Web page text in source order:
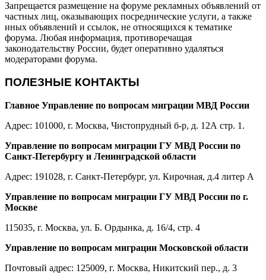
Запрещается размещение на форуме рекламных объявлений от
частных лиц, оказывающих посреднические услуги, а также
иных объявлений и ссылок, не относящихся к тематике
форума. Любая информация, противоречащая
законодательству России, будет оперативно удаляться
модераторами форума.
ПОЛЕЗНЫЕ КОНТАКТЫ
Главное Управление по вопросам миграции МВД России
Адрес: 101000, г. Москва, Чистопрудный б-р, д. 12А стр. 1.
Управление по вопросам миграции ГУ МВД России по
Санкт-Петербургу и Ленинградской области
Адрес: 191028, г. Санкт-Петербург, ул. Кирочная, д.4 литер А
Управление по вопросам миграции ГУ МВД России по г.
Москве
115035, г. Москва, ул. Б. Ордынка, д. 16/4, стр. 4
Управление по вопросам миграции Московской области
Почтовый адрес: 125009, г. Москва, Никитский пер., д. 3